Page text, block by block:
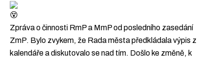
Zpráva o činnosti RmP a MmP od posledního zasedání
ZmP. Bylo zvykem, že Rada města předkládala výpis z
kalendáře a diskutovalo se nad tím. Došlo ke změně, k